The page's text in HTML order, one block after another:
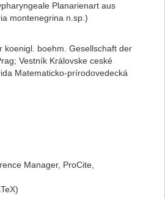
Planarienart aus
montenegrina n.sp.)
koenigl. boehm. Gesellschaft der
Vestník Královske ceské
Matematicko-prírodovedecká
Manager, ProCite,